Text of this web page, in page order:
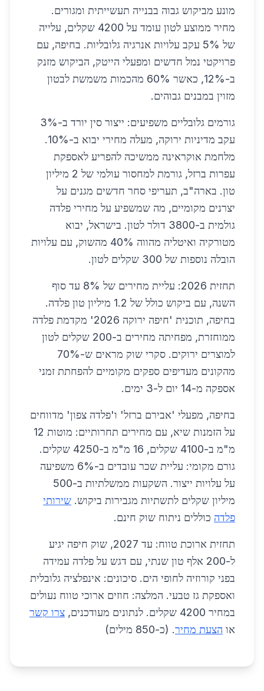
מונע מביקוש גבוה בבנייה תעשייתית ומגורים.
מחיר ממוצע לטון עומד על 4200 שקלים, עלייה
של 5% עקב עלויות אנרגיה גלובליות. בחיפה, עם
פרויקטי נמל חדשים ומפעלי הייטק, הביקוש מזנק
ב-12%, כאשר 60% מהכמות משמשת לבטון
מזוין במבנים גבוהים.
גורמים גלובליים משפיעים: ייצור סין יורד ב-3%
עקב מדיניות ירוקה, מעלה מחירי יבוא ב-10%.
מלחמת אוקראינה ממשיכה להפריע לאספקת
עפרות ברזל, גורמת למחסור עולמי של 2 מיליון
טון. בארה"ב, תעריפי סחר חדשים מגנים על
יצרנים מקומיים, מה שמשפיע על מחירי פלדה
גולמית ב-3800 דולר לטון. בישראל, יבוא
מטורקיה ואיטליה מהווה 40% מהשוק, עם עלויות
הובלה נוספות של 300 שקלים לטון.
תחזית 2026: עליית מחירים של 8% עד סוף
השנה, עם ביקוש כולל של 1.2 מיליון טון פלדה.
בחיפה, תוכנית 'חיפה ירוקה 2026' מקדמת פלדה
ממוחזרת, מפחיתה מחירים ב-200 שקלים לטון
למוצרים ירוקים. סקרי שוק מראים ש-70%
מהקונים מעדיפים ספקים מקומיים להפחתת זמני
אספקה מ-14 יום ל-3 ימים.
בחיפה, מפעלי 'אבירם ברזל' ו'פלדה צפון' מדווחים
על הזמנות שיא, עם מחירים תחרותיים: מוטות 12
מ"מ ב-4100 שקלים, 16 מ"מ ב-4250 שקלים.
גורם מקומי: עליית שכר עובדים ב-6% משפיעה
על עלויות ייצור. השקעות ממשלתיות ב-500
מיליון שקלים לתשתיות מגבירות ביקוש. שירותי
פלדה כוללים ניתוח שוק חינם.
תחזית ארוכת טווח: עד 2027, שוק חיפה יגיע
ל-200 אלף טון שנתי, עם דגש על פלדה עמידה
בפני קורוזיה לחופי הים. סיכונים: אינפלציה גלובלית
ואספקת גז טבעי. המלצה: חוזים ארוכי טווח נעולים
במחיר 4200 שקלים. לנתונים מעודכנים,
צרו קשר
או הצעת מחיר. (כ-850 מילים)